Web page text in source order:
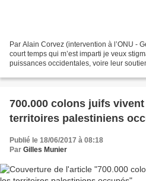
Par Alain Corvez (intervention à l’ONU -
court temps qui m’est imparti je veux
puissances occidentales, voire leur
700.000 colons juifs
territoires palestiniens
Publié le 18/06/2017 à 08:18
Par Gilles Munier